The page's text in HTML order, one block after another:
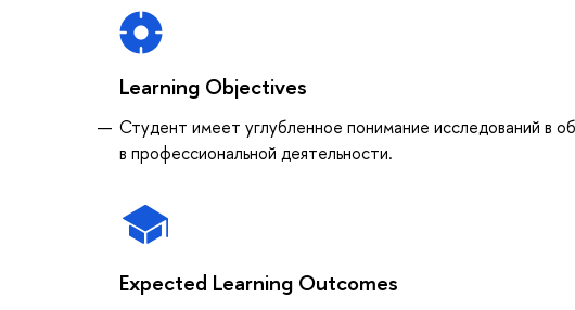
Learning Objectives
Студент имеет углубленное понимание исследований в
в профессиональной деятельности.
Expected Learning Outcomes